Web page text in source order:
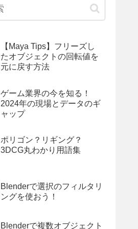
【Maya Tips】フリーズし
たオブジェクトの回転値を
元に戻す方法
ゲーム業界の今を知る！
2024年の現場とデータのギ
ャップ
ポリゴン？リギング？
3DCG丸わかり用語集
Blenderで選択のフィルタリ
ングを使おう！
Blenderで複数オブジェクト